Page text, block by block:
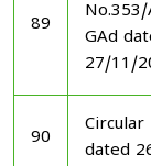
89
GAd
27/11/
90
Circular
dated